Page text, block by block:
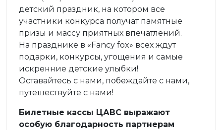
детский праздник, на котором все
участники конкурса получат памятные
призы и массу приятных впечатлений.
На празднике в «Fancy fox» всех ждут
подарки, конкурсы, угощения и самые
искренние детские улыбки!
Оставайтесь с нами, побеждайте с нами,
путешествуйте с нами!
Билетные кассы ЦАВС выражают
особую благодарность партнерам